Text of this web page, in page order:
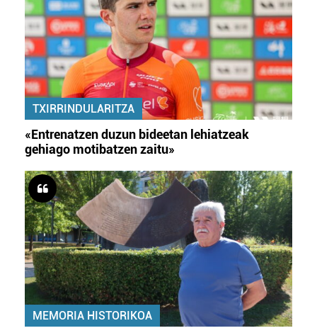
TXIRRINDULARITZA
«Entrenatzen duzun bideetan lehiatzeak
gehiago motibatzen zaitu»
MEMORIA HISTORIKOA